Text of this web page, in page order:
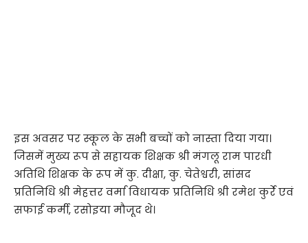
इस अवसर पर स्कूल के सभी बच्चों को नास्ता दिया गया।
जिसमें मुख्य रूप से सहायक शिक्षक श्री मंगलू राम पारधी
अतिथि शिक्षक के रूप में कु. दीक्षा, कु. चेतेश्वरी, सांसद
प्रतिनिधि श्री मेहत्तर वर्मा विधायक प्रतिनिधि श्री रमेश कुर्रे एवं
सफाई कर्मी, रसोइया मौजूद थे।